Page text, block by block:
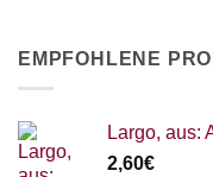
EMPFOHLENE
Largo, aus:
2,60€